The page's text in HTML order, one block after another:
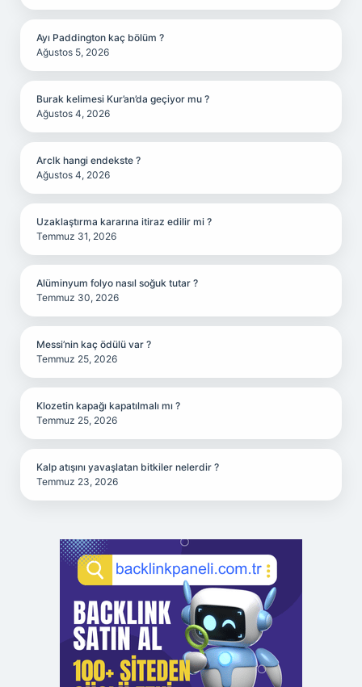
Ayı Paddington kaç bölüm ?
Ağustos 5, 2026
Burak kelimesi Kur’an’da geçiyor mu ?
Ağustos 4, 2026
Arclk hangi endekste ?
Ağustos 4, 2026
Uzaklaştırma kararına itiraz edilir mi ?
Temmuz 31, 2026
Alüminyum folyo nasıl soğuk tutar ?
Temmuz 30, 2026
Messi’nin kaç ödülü var ?
Temmuz 25, 2026
Klozetin kapağı kapatılmalı mı ?
Temmuz 25, 2026
Kalp atışını yavaşlatan bitkiler nelerdir ?
Temmuz 23, 2026